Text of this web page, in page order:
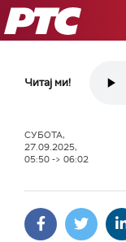
РТС
Читај ми!
СУБОТА,
27.09.2025,
05:50 -> 06:02